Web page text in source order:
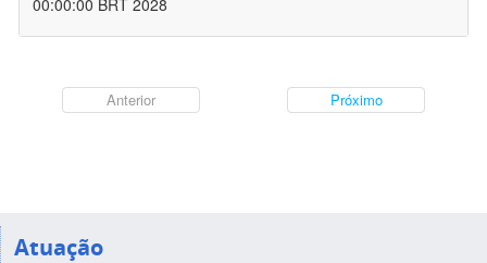
00:00:00 BRT 2028
Anterior Próximo
Atuação